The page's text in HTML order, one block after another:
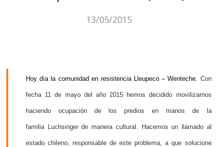
13/05/2015
Hoy día la comunidad en resistencia Lleupeco – Wenteche. Con
fecha 11 de mayo del año 2015 hemos decidido movilizarnos
haciendo ocupación de los predios en manos de la
familia Luchsinger de manera cultural. Hacemos un llamado al
estado chileno, responsable de esteproblema, a que solucione